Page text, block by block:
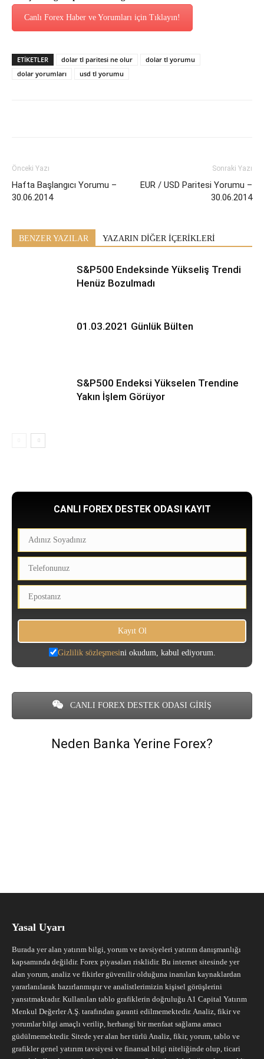
Canlı Forex Haber ve Yorumları için Tıklayın!
ETİKETLER dolar tl paritesi ne olur
dolar tl yorumu
dolar yorumları
usd tl yorumu
Önceki Yazı
Hafta Başlangıcı Yorumu –
30.06.2014
Sonraki Yazı
EUR / USD Paritesi Yorumu –
30.06.2014
BENZER YAZILAR YAZARIN DİĞER İÇERİKLERİ
S&P500 Endeksinde Yükseliş Trendi
Henüz Bozulmadı
01.03.2021 Günlük Bülten
S&P500 Endeksi Yükselen Trendine
Yakın İşlem Görüyor
CANLI FOREX DESTEK ODASI KAYIT
Gizlilik sözleşmesini okudum, kabul ediyorum.
CANLI FOREX DESTEK ODASI GİRİŞ
Neden Banka Yerine Forex?
Yasal Uyarı
Burada yer alan yatırım bilgi, yorum ve tavsiyeleri yatırım danışmanlığı
kapsamında değildir. Forex piyasaları risklidir. Bu internet sitesinde yer
alan yorum, analiz ve fikirler güvenilir olduğuna inanılan kaynaklardan
yararlanılarak hazırlanmıştır ve analistlerimizin kişisel görüşlerini
yansıtmaktadır. Kullanılan tablo grafiklerin doğruluğu A1 Capital Yatırım
Menkul Değerler A.Ş. tarafından garanti edilmemektedir. Analiz, fikir ve
yorumlar bilgi amaçlı verilip, herhangi bir menfaat sağlama amacı
güdülmemektedir. Sitede yer alan her türlü Analiz, fikir, yorum, tablo ve
grafikler genel yatırım tavsiyesi ve finansal bilgi niteliğinde olup, ticari